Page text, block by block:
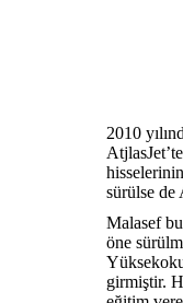
2010
sürülse de
Malasef
öne
girmiştir.